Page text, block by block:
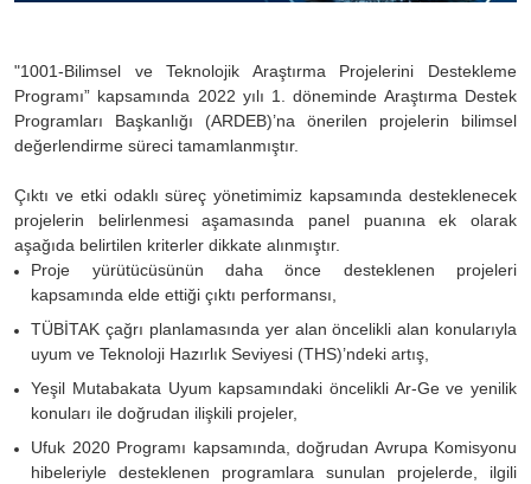
"1001-Bilimsel ve Teknolojik Araştırma Projelerini Destekleme
Programı” kapsamında 2022 yılı 1. döneminde Araştırma Destek
Programları Başkanlığı (ARDEB)’na önerilen projelerin bilimsel
değerlendirme süreci tamamlanmıştır.
Çıktı ve etki odaklı süreç yönetimimiz kapsamında desteklenecek
projelerin belirlenmesi aşamasında panel puanına ek olarak
aşağıda belirtilen kriterler dikkate alınmıştır.
Proje yürütücüsünün daha önce desteklenen projeleri
kapsamında elde ettiği çıktı performansı,
TÜBİTAK çağrı planlamasında yer alan öncelikli alan konularıyla
uyum ve Teknoloji Hazırlık Seviyesi (THS)’ndeki artış,
Yeşil Mutabakata Uyum kapsamındaki öncelikli Ar-Ge ve yenilik
konuları ile doğrudan ilişkili projeler,
Ufuk 2020 Programı kapsamında, doğrudan Avrupa Komisyonu
hibeleriyle desteklenen programlara sunulan projelerde, ilgili